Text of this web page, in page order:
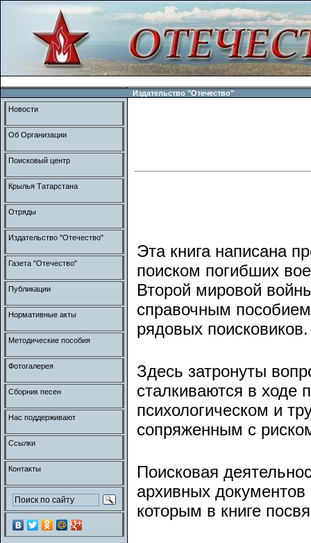
Издательство "Отечество"
Эта книга написана
поиском погибших
Второй мировой
справочным
рядовых поисковиков.
Здесь затронуты
сталкиваются в ходе
психологическом и
сопряженным с
Поисковая
архивных
которым в книге
Новости
Об Организации
Поисковый центр
Крылья Татарстана
Отряды
Издательство "Отечество"
Газета "Отечество"
Публикации
Нормативные акты
Методические пособия
Фотогалерея
Сборник песен
Нас поддерживают
Ссылки
Контакты